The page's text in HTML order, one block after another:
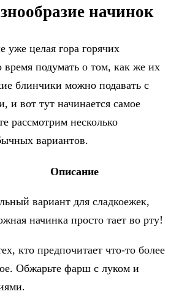
начинок
уже целая гора горячих
подумать о том, как же их
блинчики можно подавать с
и вот тут начинается самое
рассмотрим несколько
вариантов.
Описание
вариант для сладкоежек,
начинка просто тает во рту!
кто предпочитает что-то более
Обжарьте фарш с луком и